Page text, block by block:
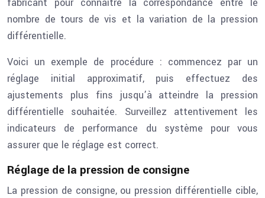
nombre de tours de vis et la variation de la pression
différentielle.
Voici un exemple de procédure : commencez par un
réglage initial approximatif, puis effectuez des
ajustements plus fins jusqu’à atteindre la pression
différentielle souhaitée. Surveillez attentivement les
indicateurs de performance du système pour vous
assurer que le réglage est correct.
Réglage de la pression de consigne
La pression de consigne, ou pression différentielle cible,